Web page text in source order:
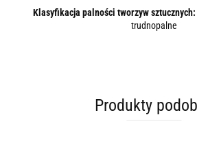
Klasyfikacja palności tworzyw sztucznych:
trudnopalne
Produkty